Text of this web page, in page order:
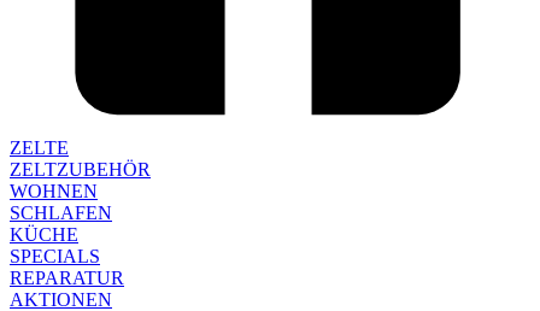
ZELTE
ZELTZUBEHÖR
WOHNEN
SCHLAFEN
KÜCHE
SPECIALS
REPARATUR
AKTIONEN